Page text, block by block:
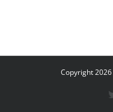
Copyright